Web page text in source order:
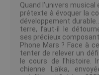
Quand l'univers
prétexte à évoquer la
développement
terre, faut-il le
ses précieux
Phone Mars ? Face à
tenter de relever un
le cours de l'histoire.
chienne Laïka,